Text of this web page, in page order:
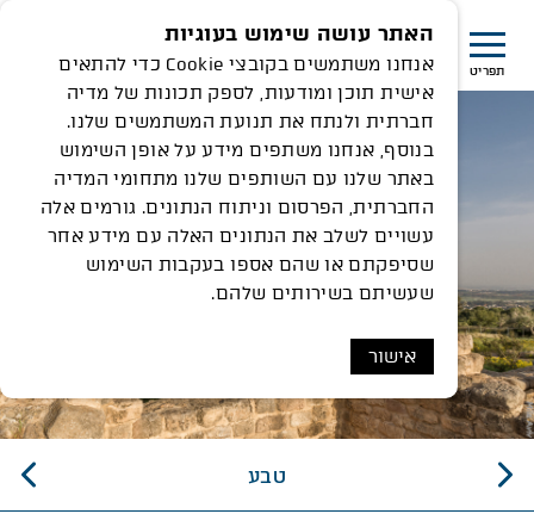
תפריט
טבע
האתר עושה שימוש בעוגיות
אנחנו משתמשים בקובצי Cookie כדי להתאים
אישית תוכן ומודעות, לספק תכונות של מדיה
חברתית ולנתח את תנועת המשתמשים שלנו.
בנוסף, אנחנו משתפים מידע על אופן השימוש
באתר שלנו עם השותפים שלנו מתחומי המדיה
החברתית, הפרסום וניתוח הנתונים. גורמים אלה
עשויים לשלב את הנתונים האלה עם מידע אחר
שסיפקתם או שהם אספו בעקבות השימוש
שעשיתם בשירותים שלהם.
אישור